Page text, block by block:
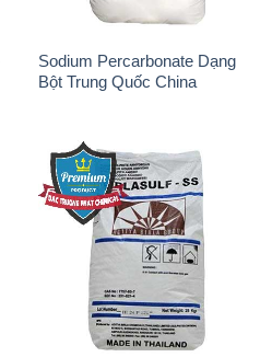
Sodium Percarbonate Dạng
Bột Trung Quốc China